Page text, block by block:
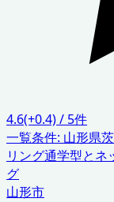
4.6(+0.4)/ 5件
一覧条件: 山形県
リング通学型とネ
グ
山形市